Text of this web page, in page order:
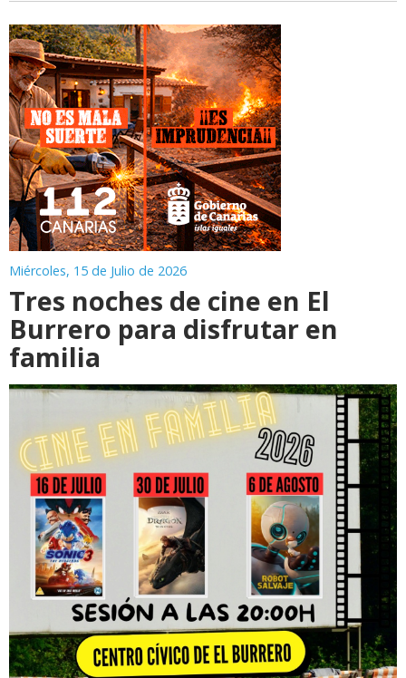
Miércoles, 15 de Julio de 2026
Tres noches de cine en El
Burrero para disfrutar en
familia